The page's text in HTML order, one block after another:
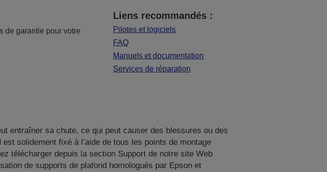
de garantie pour votre
Liens recommandés :
Pilotes et logiciels
FAQ
Manuels et documentation
Services de réparation
entraîner sa chute, ce qui peut causer des blessures ou des
solidement fixé à l’aide de tous les points de montage
télécharger depuis la section Support de notre site Web
de supports de plafond homologués par Epson et